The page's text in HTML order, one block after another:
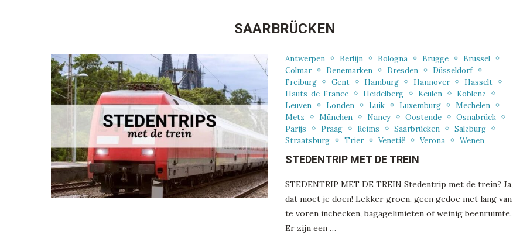
SAARBRÜCKEN
Antwerpen Berlijn Bologna Brugge
Brussel
Colmar
Denemarken Dresden
Düsseldorf
Freiburg
Gent Hamburg Hannover
Hasselt
Hauts-de-France
Heidelberg Keulen
Koblenz
Leuven
Londen Luik Luxemburg
Mechelen
Metz
München Nancy Oostende
Osnabrück
Parijs
Praag Reims Saarbrücken
Salzburg
Straatsburg
Trier Venetië Verona Wenen
STEDENTRIP MET DE TREIN
STEDENTRIP MET DE TREIN Stedentrip met de trein? Ja,
dat moet je doen! Lekker groen, geen gedoe met lang van
te voren inchecken, bagagelimieten of weinig beenruimte.
Er zijn een …